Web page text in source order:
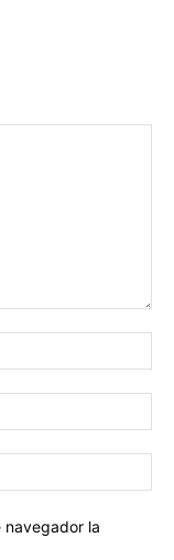
navegador la